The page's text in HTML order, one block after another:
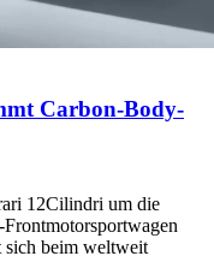
Carbon-Body-
12Cilindri um die
sich beim weltweit